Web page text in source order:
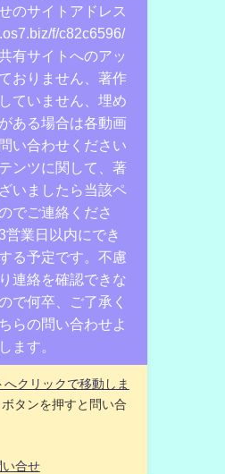
のサイトアドレス
f/c82c6596/
有サイトへのアッ
おりません、著作
ていません、埋め
ある場合は各動画
い合わせください
ンツに関して、著
いましたら当該ペ
でご連絡くださ
営業日以内にでき
る予定です。不慮
連絡を確認できな
で何卒、ご了承く
らの問い合わせよ
ます。
クリックで移動しま
タンを押すと問い合
い合せ